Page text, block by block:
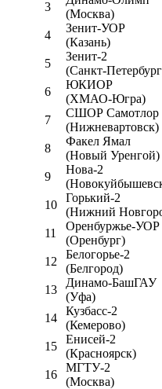
3
(Москва)
4
Зенит-УОР
(Казань)
5
Зенит-2
(Санкт-
6
ЮКИОР
(ХМАО-Югра)
7
СШОР Самотлор
(Нижневартовск)
8
Факел Ямал
(Новый Уренгой)
9
Нова-2
10
Горький-2
(Нижний
11
Оренбуржье-УОР
(Оренбург)
12
Белогорье-2
(Белгород)
13
Динамо-БашГАУ
(Уфа)
14
Кузбасс-2
(Кемерово)
15
Енисей-2
(Красноярск)
16
МГТУ-2
(Москва)